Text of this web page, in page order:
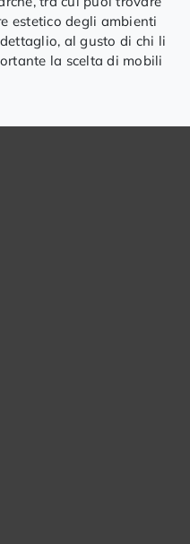
estetico degli ambienti
al gusto di chi li
la scelta di mobili